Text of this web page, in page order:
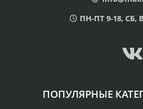
ПН-ПТ 9-18, СБ,
ПОПУЛЯРНЫЕ